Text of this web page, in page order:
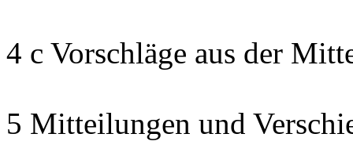
4 c Vorschläge aus der
5 Mitteilungen und